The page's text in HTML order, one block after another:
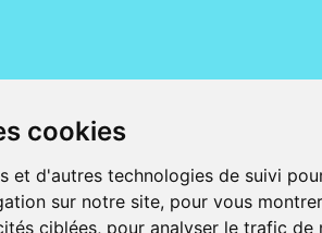
cookies
et d'autres technologies de suivi
sur notre site, pour vous
ciblées, pour analyser le trafic de
Jeanne d' Harcourt, 80300 Albert.
ordonnance.
iPad et iPod touch), ou sur Google Play (pour Androïd 5.0 ou
Bancontact, PayPal.